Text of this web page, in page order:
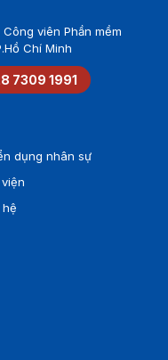
viên Phần mềm
Chí Minh
7309 1991
dụng nhân sự
hệ